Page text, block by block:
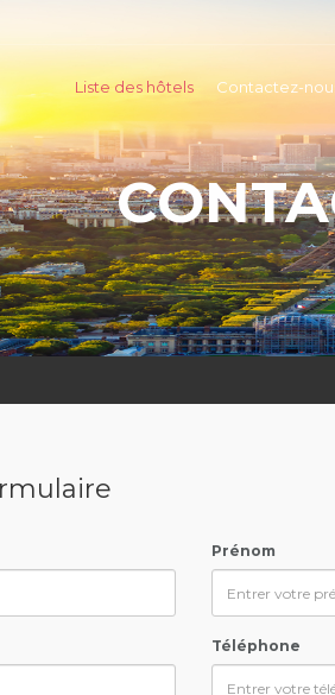
Liste des hôtels Contactez-
Prénom
Téléphone